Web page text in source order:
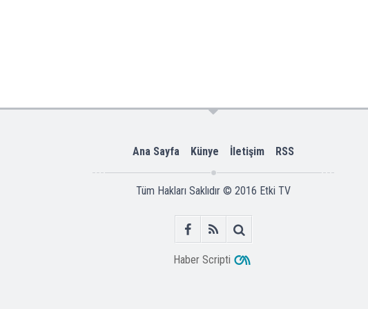
Ana Sayfa Künye İletişim RSS
Tüm Hakları Saklıdır © 2016 Etki TV
Haber Scripti